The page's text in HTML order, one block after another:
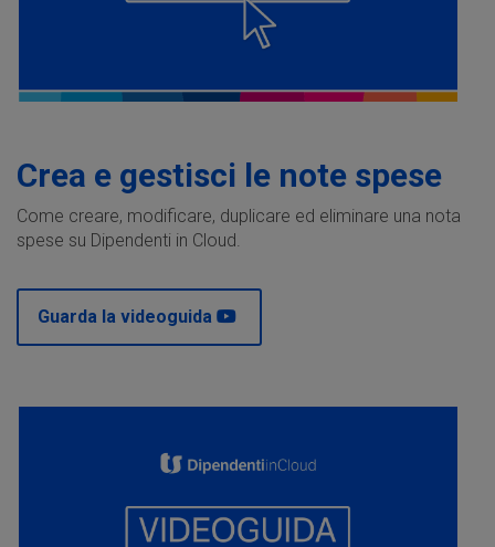
Crea e gestisci le note spese
Come creare, modificare, duplicare ed eliminare una nota
spese su Dipendenti in Cloud.
Guarda la videoguida